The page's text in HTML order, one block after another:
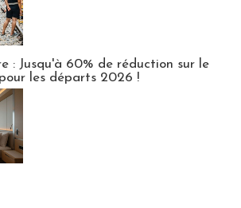
: Jusqu'à 60% de réduction sur le
les départs 2026 !